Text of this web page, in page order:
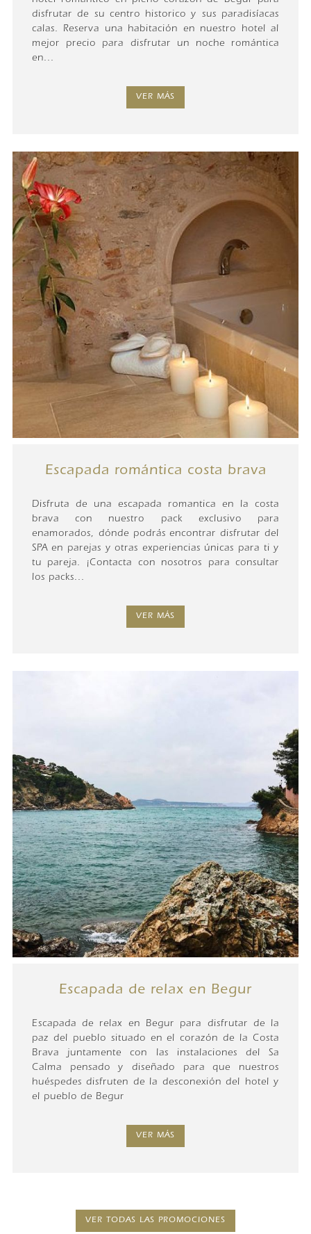
disfrutar de su centro historico y sus paradisíacas
calas. Reserva una habitación en nuestro hotel al
mejor precio para disfrutar un noche romántica
en...
VER MÁS
Escapada romántica costa brava
Disfruta de una escapada romantica en la costa
brava con nuestro pack exclusivo para
enamorados, dónde podrás encontrar disfrutar del
SPA en parejas y otras experiencias únicas para ti y
tu pareja. ¡Contacta con nosotros para consultar
los packs...
VER MÁS
Escapada de relax en Begur
Escapada de relax en Begur para disfrutar de la
paz del pueblo situado en el corazón de la Costa
Brava juntamente con las instalaciones del Sa
Calma pensado y diseñado para que nuestros
huéspedes disfruten de la desconexión del hotel y
el pueblo de Begur
VER MÁS
VER TODAS LAS PROMOCIONES